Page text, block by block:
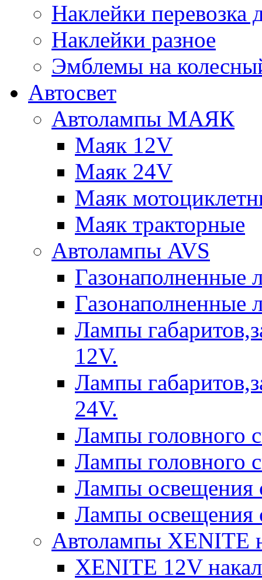
Наклейки перевозка
Наклейки разное
Эмблемы на
Автосвет
Автолампы МАЯК
Маяк 12V
Маяк 24V
Маяк
Маяк тракторные
Автолампы AVS
Газонаполненные
Газонаполненные
Лампы
12V.
Лампы
24V.
Лампы головного
Лампы головного
Лампы освещения
Лампы освещения
Автолампы XENITE
XENITE 12V